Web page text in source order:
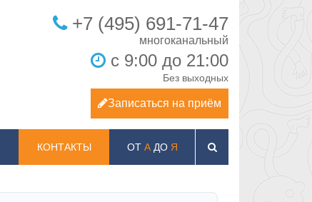
+7 (495) 691-71-47
с 9:00 до 21:00
Без выходных
Записаться на приём
КОНТАКТЫ ОТ АДО Я